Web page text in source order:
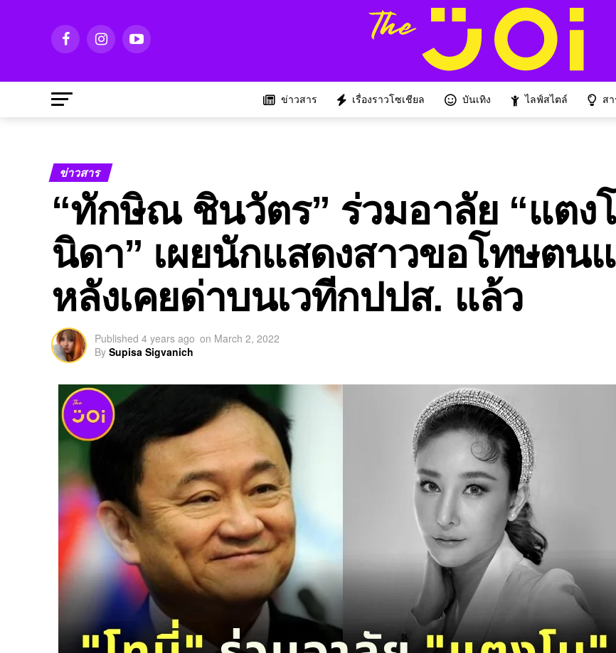
ข่าวสาร เรื่องราวโซเชียล บันเทิง ไลฟ์สไตล์ ส
ข่าวสาร
“ทักษิณ ชินวัตร” ร่วมอาลัย “แตง
นิดา” เผยนักแสดงสาวขอโทษตน
หลังเคยด่าบนเวทีกปปส. แล้ว
Published 4 years ago on March 2, 2022
By Supisa Sigvanich